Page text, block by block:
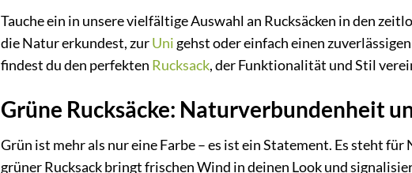
Tauche ein in unsere vielfältige Auswahl an Rucksäcken in den
die Natur erkundest, zurUnigehst oder einfach einen
findest du den perfekten Rucksack, der Funktionalität und Stil
Grüne Rucksäcke: Naturverbundenheit
Grün ist mehr als nur eine Farbe – es ist ein Statement. Es steht
grüner Rucksack bringt frischen Wind in deinen Look und